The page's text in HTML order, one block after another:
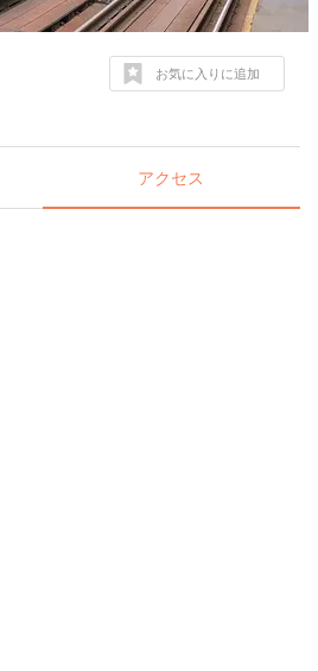
お気に入りに追加
アクセス